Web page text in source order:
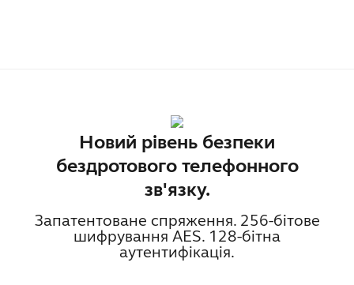
Новий рівень безпеки
бездротового телефонного
зв'язку.
Запатентоване спряження. 256-бітове
шифрування AES. 128-бітна
аутентифікація.